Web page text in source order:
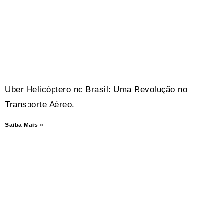
Uber Helicóptero no Brasil: Uma Revolução no
Transporte Aéreo.
Saiba Mais »